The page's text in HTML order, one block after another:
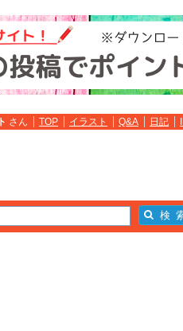
さん TOP イラスト Q&A 日記